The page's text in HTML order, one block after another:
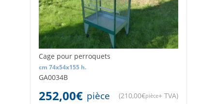
Cage pour perroquets
cm 74x54x155 h.
GA0034B
252,00€ pièce (210,00€pièce+ TVA)